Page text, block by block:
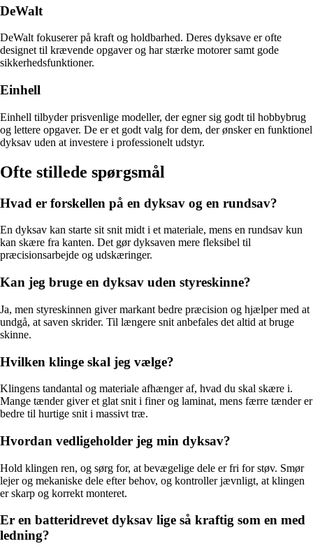
DeWalt
DeWalt fokuserer på kraft og holdbarhed. Deres dyksave er ofte
designet til krævende opgaver og har stærke motorer samt gode
sikkerhedsfunktioner.
Einhell
Einhell tilbyder prisvenlige modeller, der egner sig godt til hobbybrug
og lettere opgaver. De er et godt valg for dem, der ønsker en funktionel
dyksav uden at investere i professionelt udstyr.
Ofte stillede spørgsmål
Hvad er forskellen på en dyksav og en rundsav?
En dyksav kan starte sit snit midt i et materiale, mens en rundsav kun
kan skære fra kanten. Det gør dyksaven mere fleksibel til
præcisionsarbejde og udskæringer.
Kan jeg bruge en dyksav uden styreskinne?
Ja, men styreskinnen giver markant bedre præcision og hjælper med at
undgå, at saven skrider. Til længere snit anbefales det altid at bruge
skinne.
Hvilken klinge skal jeg vælge?
Klingens tandantal og materiale afhænger af, hvad du skal skære i.
Mange tænder giver et glat snit i finer og laminat, mens færre tænder er
bedre til hurtige snit i massivt træ.
Hvordan vedligeholder jeg min dyksav?
Hold klingen ren, og sørg for, at bevægelige dele er fri for støv. Smør
lejer og mekaniske dele efter behov, og kontroller jævnligt, at klingen
er skarp og korrekt monteret.
Er en batteridrevet dyksav lige så kraftig som en med
ledning?